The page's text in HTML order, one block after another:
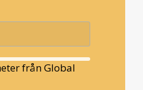
från Global